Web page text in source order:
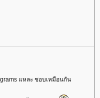
แหละ ชอบเหมือนกัน